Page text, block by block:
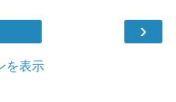
›
を表示